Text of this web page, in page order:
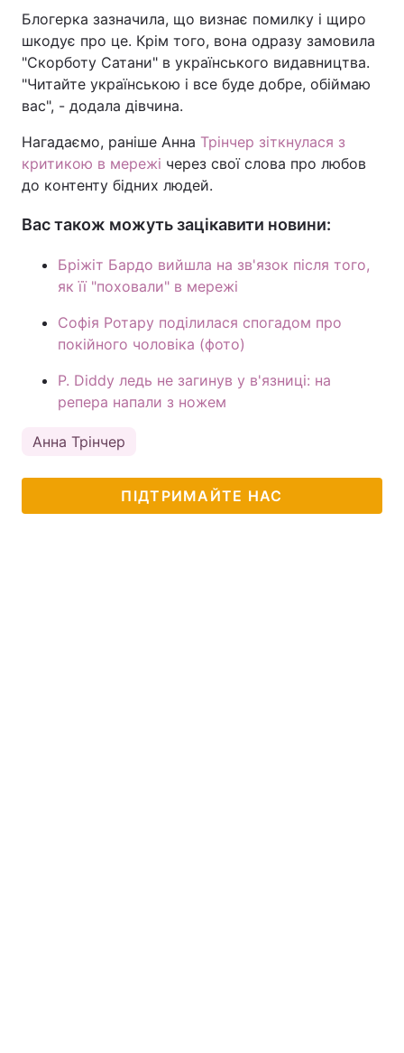
Блогерка зазначила, що визнає помилку і щиро
шкодує про це. Крім того, вона одразу замовила
"Скорботу Сатани" в українського видавництва.
"Читайте українською і все буде добре, обіймаю
вас", - додала дівчина.
Нагадаємо, раніше Анна Трінчер зіткнулася з
критикою в мережі через свої слова про любов
до контенту бідних людей.
Вас також можуть зацікавити новини:
Бріжіт Бардо вийшла на зв'язок після того,
як її "поховали" в мережі
Софія Ротару поділилася спогадом про
покійного чоловіка (фото)
P. Diddy ледь не загинув у в'язниці: на
репера напали з ножем
Анна Трінчер
ПІДТРИМАЙТЕ НАС